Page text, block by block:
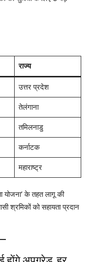
राज्य
उत्तर प्रदेश
तेलंगाना
तमिलनाडु
कर्नाटक
महाराष्ट्र
योजना’ के तहत लागू की
श्रमिकों को सहायता प्रदान